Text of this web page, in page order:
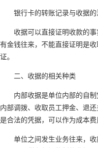
银行卡的转账记录与收据的
收据可以直接证明收款的事
有金钱往来，不能直接证明是
证。
二、收据的相关种类
内部收据是单位内部的自制
内部调拨、收取员工押金、退
是合法的凭据，可以作为成本费
单位之间发生业务往来，收